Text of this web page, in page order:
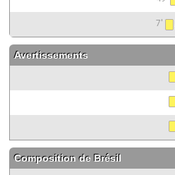
7'
Avertissements
Composition de Brésil